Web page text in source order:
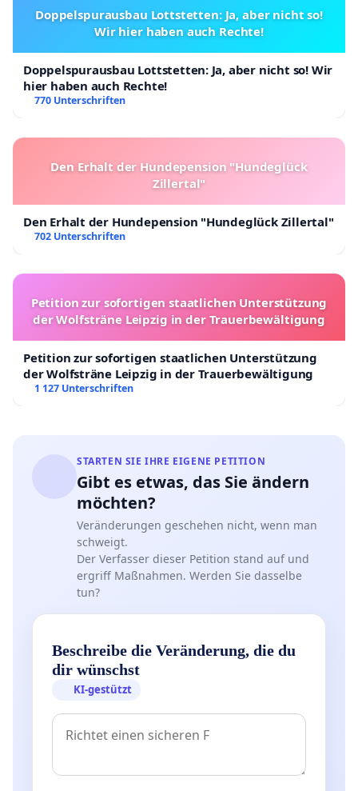
Doppelspurausbau Lottstetten: Ja, aber nicht so!
Wir hier haben auch Rechte!
Doppelspurausbau Lottstetten: Ja, aber nicht so! Wir
hier haben auch Rechte!
770 Unterschriften
Den Erhalt der Hundepension "Hundeglück
Zillertal"
Den Erhalt der Hundepension "Hundeglück Zillertal"
702 Unterschriften
Petition zur sofortigen staatlichen Unterstützung
der Wolfsträne Leipzig in der Trauerbewältigung
Petition zur sofortigen staatlichen Unterstützung
der Wolfsträne Leipzig in der Trauerbewältigung
1 127 Unterschriften
STARTEN SIE IHRE EIGENE PETITION
Gibt es etwas, das Sie ändern
möchten?
Veränderungen geschehen nicht, wenn man
schweigt.
Der Verfasser dieser Petition stand auf und
ergriff Maßnahmen. Werden Sie dasselbe
tun?
Beschreibe die Veränderung, die du
dir wünschst
KI-gestützt